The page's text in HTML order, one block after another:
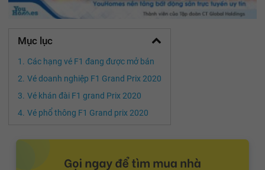
Mục lục
Các hạng vé F1 đang được mở bán
Vé doanh nghiệp F1 Grand Prix 2020
Vé khán đài F1 grand Prix 2020
Vé phổ thông F1 Grand prix 2020